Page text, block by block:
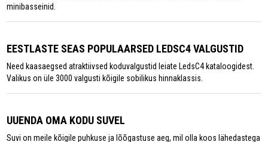
minibasseinid.
EESTLASTE SEAS POPULAARSED LEDSC4 VALGUSTID
Need kaasaegsed atraktiivsed koduvalgustid leiate LedsC4 kataloogidest.
Valikus on üle 3000 valgusti kõigile sobilikus hinnaklassis.
UUENDA OMA KODU SUVEL
Suvi on meile kõigile puhkuse ja lõõgastuse aeg, mil olla koos lähedastega